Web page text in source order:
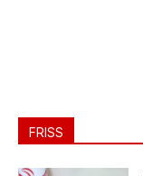
FRISS